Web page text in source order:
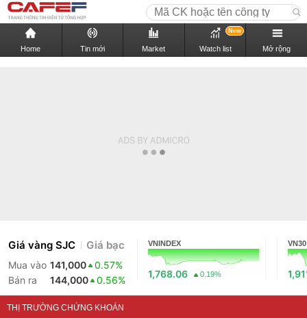
Home Tin mới Market Watch list
New
Mở rộng
Giá vàng SJC Giá bạc
Mua vào 141,000
0.57%
Bán ra
144,000 0.56%
VNINDEX
1,768.06 0.19%
VN30
THỊ TRƯỜNG CHỨNG KHOÁN